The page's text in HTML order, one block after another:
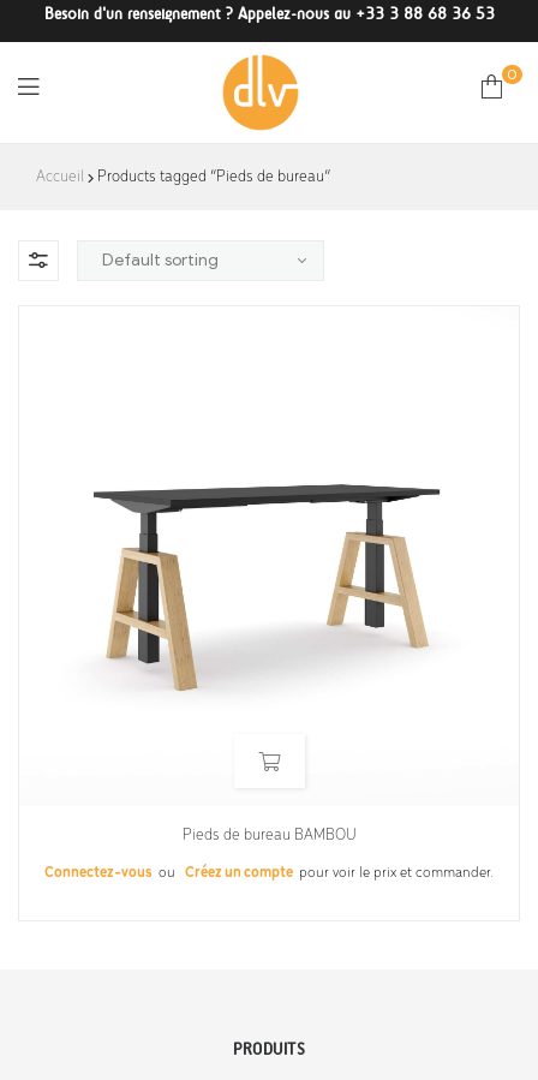
Besoin d'un renseignement ? Appelez-nous au +33 3 88 68 36 53
DLV-
0
Accueil Products tagged “Pieds de bureau”
Pieds de bureau BAMBOU
Connectez-vous ou Créez un compte pour voir le prix et commander.
PRODUITS